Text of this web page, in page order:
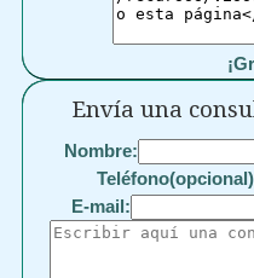
Envía una
Nombre:
E-mail: